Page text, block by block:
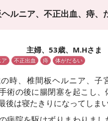
ルニア、不正出血、痔、
主婦、53歳、M.Hさま
不正出血 痔 体がだるい
時、椎間板ヘルニア、子
術の後に腸閉塞を起こし
後は寝たきりになってしまい